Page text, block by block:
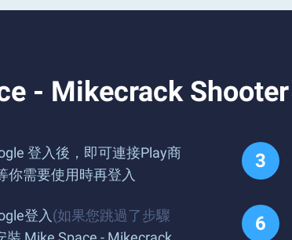
- Mikecrack Shooter
登入後，即可連接Play商
你需要使用時再登入
登入 (如果您跳過了步驟